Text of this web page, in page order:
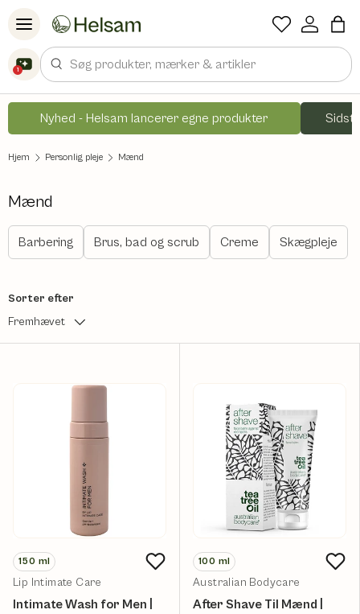
Spring til indhold
1
Søg
Nyhed - Helsam lancerer egne produkter
Hjem Personlig pleje Mænd
Mænd
Barbering Brus, bad og scrub Creme Skægpleje
Sorter efter
Fremhævet
150 ml
Lip Intimate Care
Intimate Wash for Men |
100 ml
Australian Bodycare
After Shave Til Mænd |